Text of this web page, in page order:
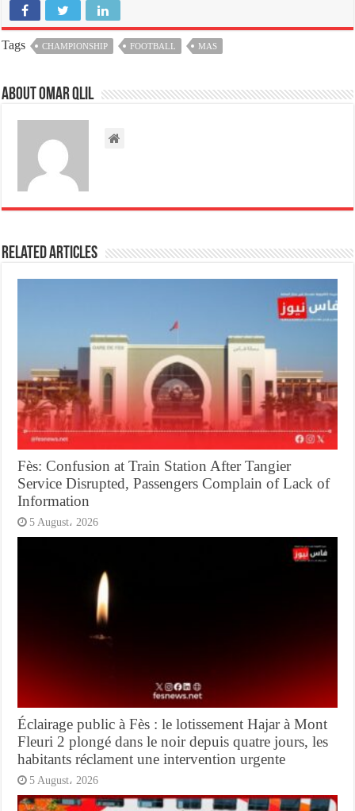
Tags CHAMPIONSHIP FOOTBALL MAS
About omar qlil
Related Articles
Fès: Confusion at Train Station After Tangier
Service Disrupted, Passengers Complain of Lack of
Information
5 August، 2026
Éclairage public à Fès : le lotissement Hajar à Mont
Fleuri 2 plongé dans le noir depuis quatre jours, les
habitants réclament une intervention urgente
5 August، 2026